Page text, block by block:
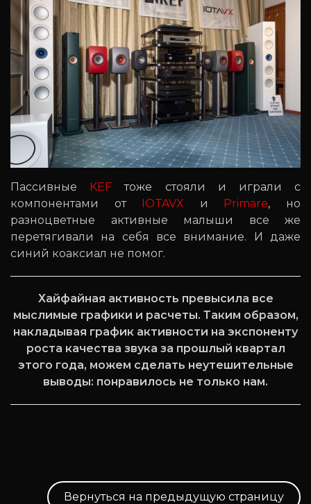
Пассивные KEF тоже стояли и играли с
компонентами от IOTAVX и Primare, но
разноцветные активные малыши все же
перетягивали на себя все внимание. И даже
синий коаксиал не помог.
Хайфайная активность превысила все
мыслимые графики и расчеты. Таким образом,
накладывая график активности на экспоненту
роста качества звука за прошлый квартал
этого года, можем сделать неутешительные
выводы: понравилось не только нам.
Вернуться на предыдущую страницу